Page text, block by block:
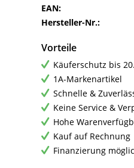
EAN:
Hersteller-Nr.:
Vorteile
Käuferschutz bis
1A-Markenartikel
Schnelle &
Keine Service &
Hohe
Kauf auf Rechnung
Finanzierung